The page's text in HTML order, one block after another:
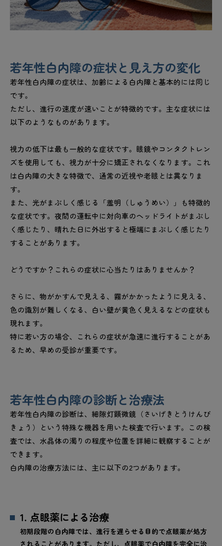
若年性白内障の症状と見え方の変化
若年性白内障の症状は、加齢による白内障と基本的には同じ
です。
ただし、進行の速度が速いことが特徴的です。主な症状には
以下のようなものがあります。
視力の低下は最も一般的な症状です。眼鏡やコンタクトレン
ズを使用しても、視力が十分に矯正されなくなります。これ
は白内障の大きな特徴で、通常の近視や老眼とは異なりま
す。
また、光がまぶしく感じる「羞明（しゅうめい）」も特徴的
な症状です。夜間の運転中に対向車のヘッドライトがまぶし
く感じたり、晴れた日に外出すると極端にまぶしく感じたり
することがあります。
どうですか？これらの症状に心当たりはありませんか？
さらに、物がかすんで見える、霧がかかったように見える、
色の識別が難しくなる、白い壁が黄色く見えるなどの症状も
現れます。
特に若い方の場合、これらの症状が急速に進行することがあ
るため、早めの受診が重要です。
若年性白内障の診断と治療法
若年性白内障の診断は、細隙灯顕微鏡（さいげきとうけんび
きょう）という特殊な機器を用いた検査で行います。この検
査では、水晶体の濁りの程度や位置を詳細に観察することが
できます。
白内障の治療方法には、主に以下の2つがあります。
1. 点眼薬による治療
初期段階の白内障では、進行を遅らせる目的で点眼薬が処方
されることがあります。ただし、点眼薬で白内障を完全に治